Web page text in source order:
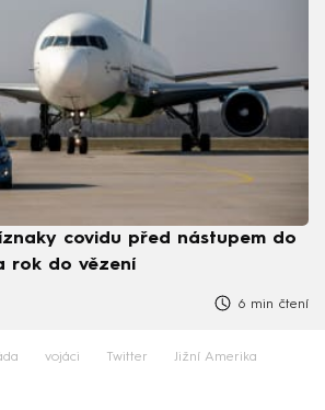
covidu před nástupem do
rok do vězení
6 min čtení
vojáci Twitter Jižní Amerika